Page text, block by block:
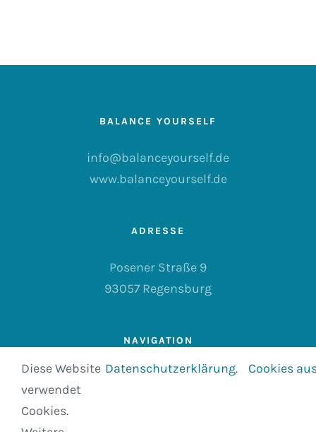
BALANCE YOURSELF
info@balanceyourself.de
www.balanceyourself.de
ADRESSE
Posener Straße 9
93057 Regensburg
NAVIGATION
Datenschutz
Diese Website
verwendet
Cookies.
Datenschutzerklärung. Cookies